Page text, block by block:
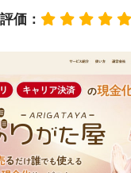
価：